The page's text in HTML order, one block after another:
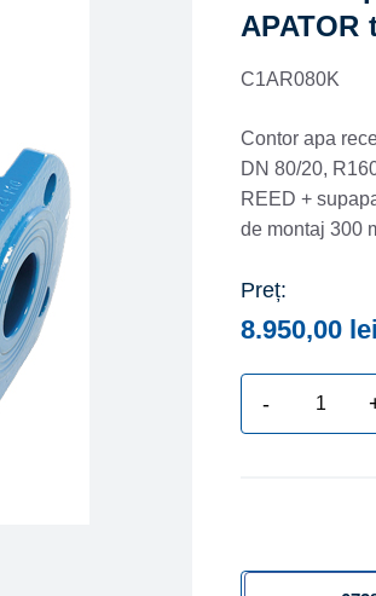
APATOR
C1AR080K
Contor apa
DN 80/20,
REED +
de montaj 300
Preț:
8.950,00 lei
-
BMETERS